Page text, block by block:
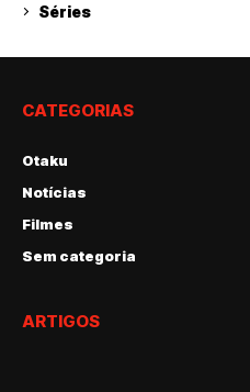
Séries
CATEGORIAS
Otaku
Notícias
Filmes
Sem categoria
ARTIGOS